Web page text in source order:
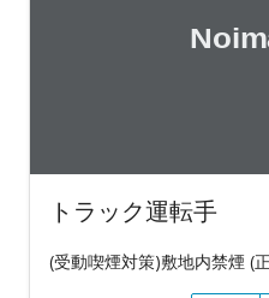
トラック運転手
(受動喫煙対策)敷地内禁煙 (